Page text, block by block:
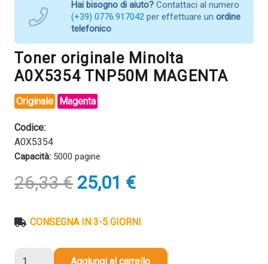
Hai bisogno di aiuto? Contattaci al numero
(+39) 0776.917042 per effettuare un ordine
telefonico
Toner originale Minolta
A0X5354 TNP50M MAGENTA
Originale Magenta
Codice:
A0X5354
Capacità: 5000 pagine
26,33€ Il
prezzo
era:
25,01 €Il
prezzo
è:
CONSEGNA IN 3-5 GIORNI
Aggiungi al carrello